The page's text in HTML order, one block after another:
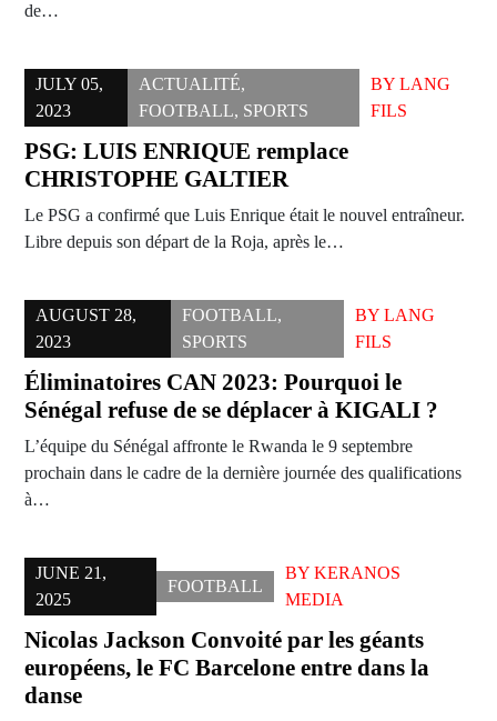
de…
JULY 05,
2023
ACTUALITÉ,
FOOTBALL, SPORTS
BYLANG
FILS
PSG: LUIS ENRIQUE remplace
CHRISTOPHE GALTIER
Le PSG a confirmé que Luis Enrique était le nouvel entraîneur.
Libre depuis son départ de la Roja, après le…
AUGUST 28,
2023
FOOTBALL,
SPORTS
BY LANG
FILS
Éliminatoires CAN 2023: Pourquoi le
Sénégal refuse de se déplacer à KIGALI ?
L’équipe du Sénégal affronte le Rwanda le 9 septembre
prochain dans le cadre de la dernière journée des qualifications
à…
JUNE 21,
2025
FOOTBALL
BY KERANOS
MEDIA
Nicolas Jackson Convoité par les géants
européens, le FC Barcelone entre dans la
danse